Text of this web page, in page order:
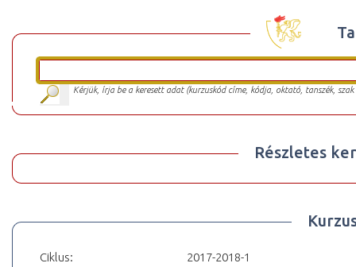
Kérjük, írja be a keresett adat (kurzuskód címe, kódja, oktató, tanszék,
Részletes
Ciklus:
2017-2018-1